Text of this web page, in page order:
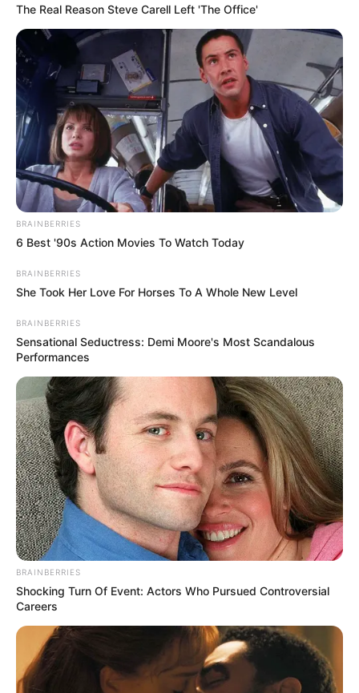
ΕΚΡΗΚΤΙΚΗ ΑΠΟΚΑΛΥΨΗ: Η ινδική
τηλεόραση αποκαλύπτει πώς η Pfizer
εκφοβίζει και εκβιάζει χώρες για
πυροβολισμούς COVID
ΕΚΡΗΚΤΙΚΗ ΑΠΟΚΑΛΥΨΗ: Η ινδική τηλεόραση αποκαλύπτει
πώς η Pfizer εκφοβίζει και εκβιάζει χώρες για
πυροβολισμούς COVID. – «Οι απελπισμένες χώρες
αναγκάζονται να κάνουν ταπεινωτικές παραχωρήσεις»...
ΚΟΙΝΩΝΙΚΑ ΔΙΚΤΥΑ
YOUTUBE
EMAIL
The Real Reason Steve Carell Left 'The Office'
BRAINBERRIES
6 Best '90s Action Movies To Watch Today
BRAINBERRIES
She Took Her Love For Horses To A Whole New Level
BRAINBERRIES
Sensational Seductress: Demi Moore's Most Scandalous
Performances
BRAINBERRIES
Shocking Turn Of Event: Actors Who Pursued Controversial
Careers